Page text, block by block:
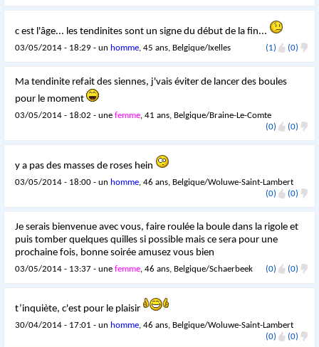
c est l'âge... les tendinites sont un signe du début de la fin...
03/05/2014 - 18:29 - un homme, 45 ans, Belgique/Ixelles (1) (0)
Ma tendinite refait des siennes, j'vais éviter de lancer des boules
pour le moment
03/05/2014 - 18:02 - unefemme, 41 ans, Belgique/Braine-Le-Comte
(0)
(0)
y a pas des masses de roses hein
03/05/2014 - 18:00 - un homme, 46 ans, Belgique/Woluwe-Saint-Lambert
(0)
(0)
Je serais bienvenue avec vous, faire roulée la boule dans la rigole et
puis tomber quelques quilles si possible mais ce sera pour une
prochaine fois, bonne soirée amusez vous bien
03/05/2014 - 13:37 - unefemme, 46 ans, Belgique/Schaerbeek (0) (0)
t’inquiète, c'est pour le plaisir
30/04/2014 - 17:01 - un homme, 46 ans, Belgique/Woluwe-Saint-Lambert
(0)
(0)